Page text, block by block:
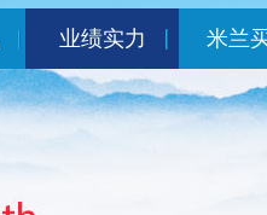
业绩实力 米兰